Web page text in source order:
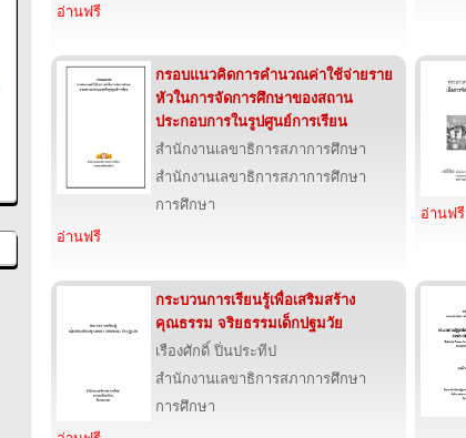
อ่านฟรี
กรอบแนวคิดการคำนวณค่าใช้จ่ายราย
หัวในการจัดการศึกษาของสถาน
ประกอบการในรูปศูนย์การเรียน
สำนักงานเลขาธิการสภาการศึกษา
สำนักงานเลขาธิการสภาการศึกษา
การศึกษา
อ่านฟรี
อ่านฟรี
กระบวนการเรียนรู้เพื่อเสริมสร้าง
คุณธรรม จริยธรรมเด็กปฐมวัย
เรืองศักดิ์ ปิ่นประทีป
สำนักงานเลขาธิการสภาการศึกษา
การศึกษา